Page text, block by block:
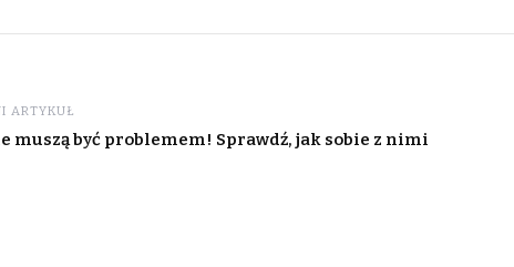
ARTYKUŁ
muszą być problemem! Sprawdź, jak sobie z nimi